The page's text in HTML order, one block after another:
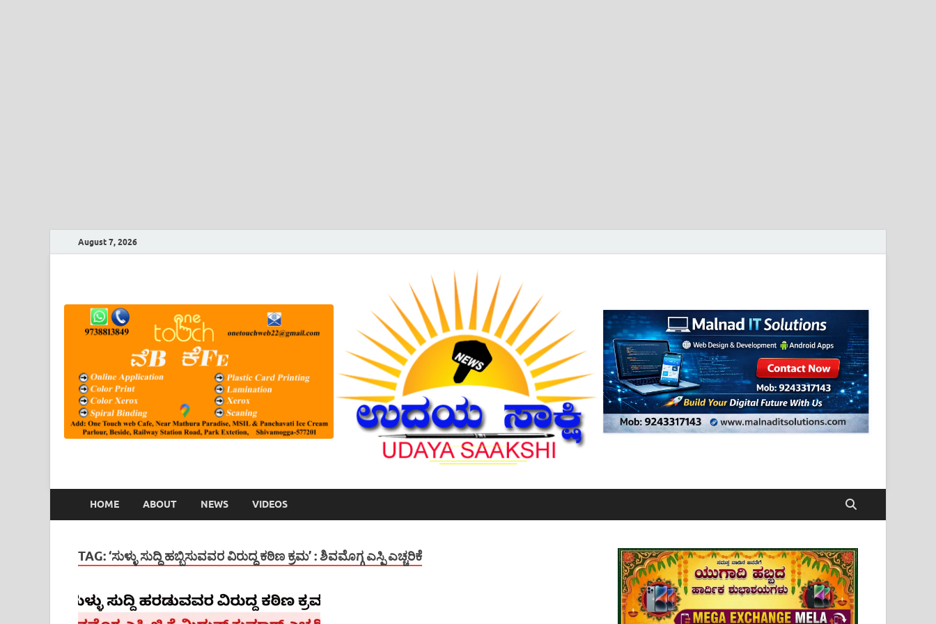
August 7, 2026
HOME ABOUT NEWS VIDEOS
TAG:‘ಸುಳ್ಳು ಸುದ್ದಿ ಹಬ್ಬಿಸುವವರ ವಿರುದ್ದ ಕಠಿಣ ಕ್ರಮ’ : ಶಿವಮೊಗ್ಗ ಎಸ್ಪಿ ಎಚ್ಚರಿಕೆ